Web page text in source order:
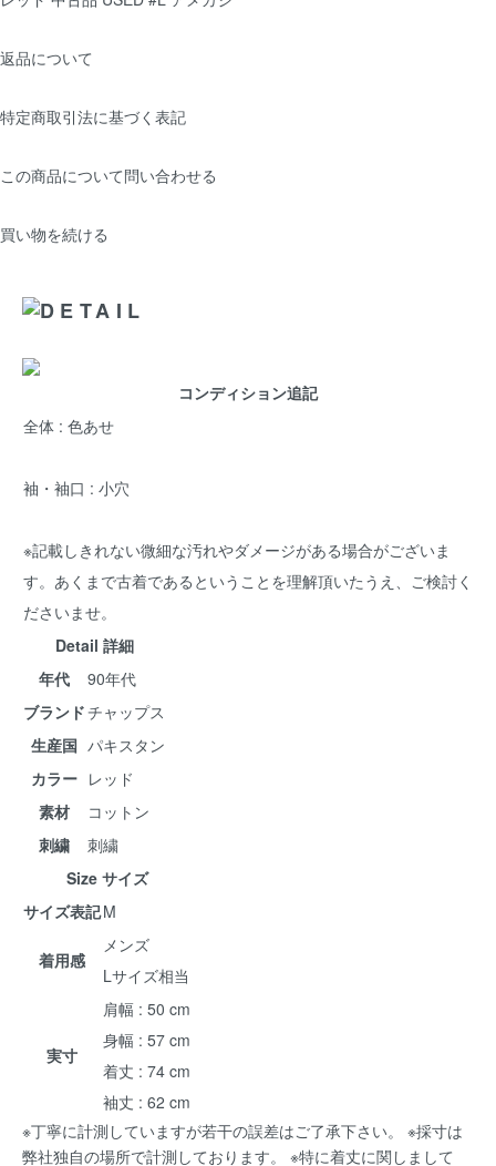
返品について
特定商取引法に基づく表記
この商品について問い合わせる
買い物を続ける
コンディション追記
全体 : 色あせ
袖・袖口 : 小穴
※記載しきれない微細な汚れやダメージがある場合がございま
す。あくまで古着であるということを理解頂いたうえ、ご検討く
ださいませ。
Detail 詳細
年代
90年代
ブランドチャップス
生産国 パキスタン
カラー レッド
素材
コットン
刺繍
刺繍
Size サイズ
サイズ表記M
着用感
メンズ
Lサイズ相当
実寸
肩幅 : 50 cm
身幅 : 57 cm
着丈 : 74 cm
袖丈 : 62 cm
※丁寧に計測していますが若干の誤差はご了承下さい。 ※採寸は
弊社独自の場所で計測しております。 ※特に着丈に関しまして